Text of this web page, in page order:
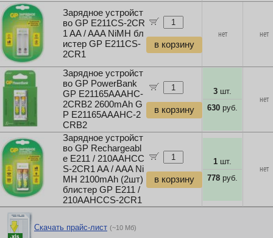
Зарядное устройст
во GP E211CS-2CR
1 AA / AAA NiMH бл
истер GP Е211CS-
2CR1
в корзину
нет нет
Зарядное устройст
во GP PowerBank
GP E21165AAAHC-
2CRB2 2600mAh G
P E21165AAAHC-2
CRB2
в корзину
3 шт.
630 руб.
нет
Зарядное устройст
во GP Rechargeabl
e E211 / 210AAHCC
S-2CR1 AA / AAA Ni
MH 2100mAh (2шт)
блистер GP E211 /
210AAHCCS-2CR1
в корзину
1 шт.
778 руб.
нет
Скачать прайс-лист (~10 Мб)